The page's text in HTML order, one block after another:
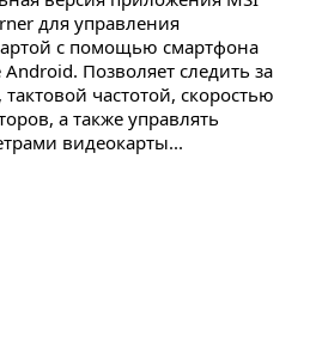
для управления
с помощью смартфона
Android. Позволяет следить за
частотой, скоростью
а также управлять
видеокарты...